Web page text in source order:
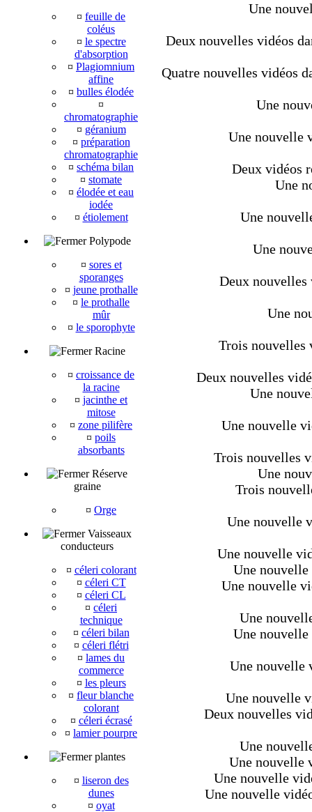
¤ feuille de
coléus
¤ le spectre
d'absorption
¤ Plagiomnium
affine
¤ bulles élodée
¤
chromatographie
¤ géranium
¤ préparation
chromatographie
¤ schéma bilan
¤ stomate
¤ élodée et eau
iodée
¤ étiolement
Polypode
¤ sores et
sporanges
¤ jeune prothalle
¤ le prothalle
mûr
¤ le sporophyte
Racine
¤ croissance de
la racine
¤ jacinthe et
mitose
¤ zone pilifère
¤ poils
absorbants
Réserve
graine
¤ Orge
Vaisseaux
conducteurs
¤ céleri colorant
¤ céleri CT
¤ céleri CL
¤ céleri
technique
¤ céleri bilan
¤ céleri flétri
¤ lames du
commerce
¤ les pleurs
¤ fleur blanche
colorant
¤ céleri écrasé
¤ lamier pourpre
plantes
¤ liseron des
dunes
¤ oyat
Une
Deux nouvelles vidéos
Quatre nouvelles vidéos
Une
Une nouvelle
Deux vidéos
Une
Une
Une
Deux nouvelles
Une
Trois nouvelles
Deux nouvelles
Une
Une nouvelle
Trois nouvelles
Une
Trois
Une nouvelle
Une nouvelle
Une
Une nouvelle
Une
Une
Une nouvelle
Une nouvelle
Deux nouvelles
Une
Une nouvelle
Une nouvelle
Une nouvelle